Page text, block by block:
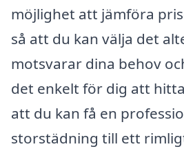
möjlighet att jämföra
så att du kan välja det
motsvarar dina behov
det enkelt för dig att
att du kan få en
storstädning till ett